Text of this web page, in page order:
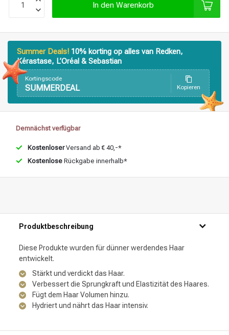
Stylingprodukte Haarfärbung
In den Warenkorb
Summer Deals! 10% korting op alles van Redken,
Kérastase, L’Oréal & Sebastian
Kortingscode
SUMMERDEAL Kopieren
Demnächst verfügbar
KostenloserVersand ab € 40,-*
Kostenlose Rückgabe innerhalb*
Produktbeschreibung
Diese Produkte wurden für dünner werdendes Haar
entwickelt.
Stärkt und verdickt das Haar.
Verbessert die Sprungkraft und Elastizität des Haares.
Fügt dem Haar Volumen hinzu.
Hydriert und nährt das Haar intensiv.